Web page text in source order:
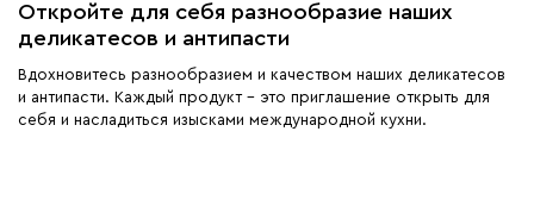
Откройте для себя разнообразие наших
деликатесов и антипасти
Вдохновитесь разнообразием и качеством наших деликатесов
и антипасти. Каждый продукт - это приглашение открыть для
себя и насладиться изысками международной кухни.